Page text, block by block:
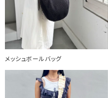
メッシュボールバッグ